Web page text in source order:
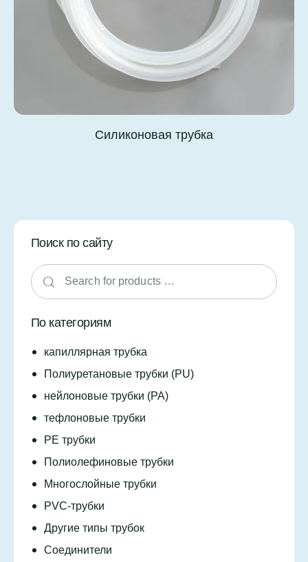
Силиконовая трубка
Поиск по сайту
По категориям
капиллярная трубка
Полиуретановые трубки (PU)
нейлоновые трубки (PA)
тефлоновые трубки
PE трубки
Полиолефиновые трубки
Многослойные трубки
PVC-трубки
Другие типы трубок
Соединители